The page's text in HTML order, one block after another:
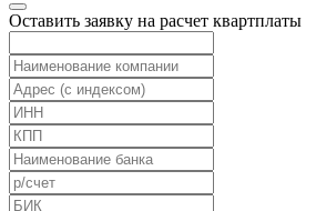
Оставить заявку на расчет квартплаты